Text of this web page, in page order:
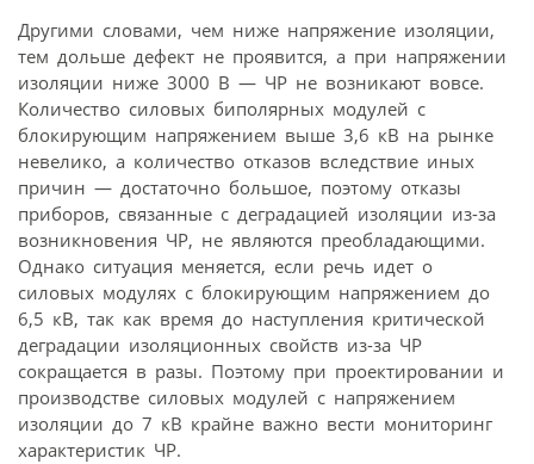
Другими словами, чем ниже напряжение изоляции,
тем дольше дефект не проявится, а при напряжении
изоляции ниже 3000 В — ЧР не возникают вовсе.
Количество силовых биполярных модулей с
блокирующим напряжением выше 3,6 кВ на рынке
невелико, а количество отказов вследствие иных
причин — достаточно большое, поэтому отказы
приборов, связанные с деградацией изоляции из-за
возникновения ЧР, не являются преобладающими.
Однако ситуация меняется, если речь идет о
силовых модулях с блокирующим напряжением до
6,5 кВ, так как время до наступления критической
деградации изоляционных свойств из-за ЧР
сокращается в разы. Поэтому при проектировании и
производстве силовых модулей с напряжением
изоляции до 7 кВ крайне важно вести мониторинг
характеристик ЧР.